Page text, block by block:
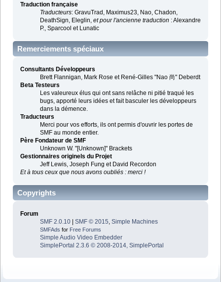
Traduction française
Traducteurs: GravuTrad, Maximus23, Nao, Chadon,
DeathSign, Eleglin, et pour l'ancienne traduction : Alexandre
P., Sparcool et Lunatic
Remerciements spéciaux
Consultants Développeurs
Brett Flannigan, Mark Rose et René-Gilles "Nao 尚" Deberdt
Beta Testeurs
Les valeureux élus qui ont sans relâche ni pitié traqué les
bugs, apporté leurs idées et fait basculer les développeurs
dans la démence.
Traducteurs
Merci pour vos efforts, ils ont permis d'ouvrir les portes de
SMF au monde entier.
Père Fondateur de SMF
Unknown W. "[Unknown]" Brackets
Gestionnaires originels du Projet
Jeff Lewis, Joseph Fung et David Recordon
Et à tous ceux que nous avons oubliés : merci !
Copyrights
Forum
SMF 2.0.10| SMF © 2015 Simple Machines
SMFAds for Free Forums
Simple Audio Video Embedder
SimplePortal 2.3.6 © 2008-2014, SimplePortal